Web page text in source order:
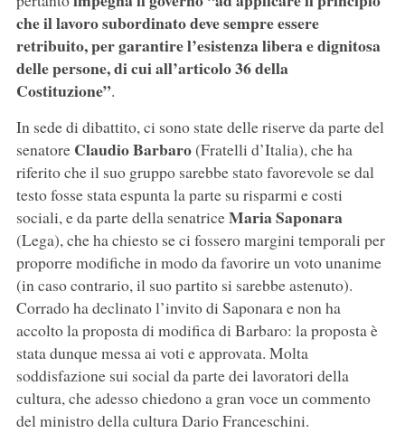
che il lavoro subordinato deve sempre essere
retribuito, per garantire l’esistenza libera e dignitosa
delle persone, di cui all’articolo 36 della
Costituzione”.
In sede di dibattito, ci sono state delle riserve da parte del
senatore Claudio Barbaro(Fratelli d’Italia), che ha
riferito che il suo gruppo sarebbe stato favorevole se dal
testo fosse stata espunta la parte su risparmi e costi
sociali, e da parte della senatriceMaria Saponara
(Lega), che ha chiesto se ci fossero margini temporali per
proporre modifiche in modo da favorire un voto unanime
(in caso contrario, il suo partito si sarebbe astenuto).
Corrado ha declinato l’invito di Saponara e non ha
accolto la proposta di modifica di Barbaro: la proposta è
stata dunque messa ai voti e approvata. Molta
soddisfazione sui social da parte dei lavoratori della
cultura, che adesso chiedono a gran voce un commento
del ministro della cultura Dario Franceschini.